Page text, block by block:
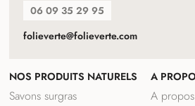
NOS PRODUITS NATURELS
Savons surgras
A
A
06 09 35 29 95
folieverte@folieverte.com